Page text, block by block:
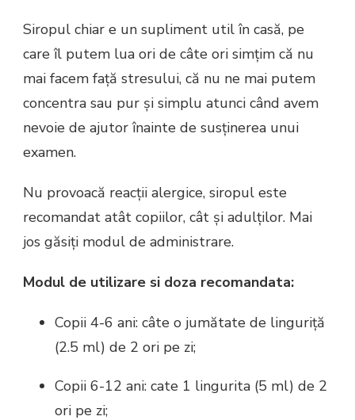
Siropul chiar e un supliment util în casă, pe
care îl putem lua ori de câte ori simțim că nu
mai facem față stresului, că nu ne mai putem
concentra sau pur și simplu atunci când avem
nevoie de ajutor înainte de susținerea unui
examen.
Nu provoacă reacții alergice, siropul este
recomandat atât copiilor, cât și adulților. Mai
jos găsiți modul de administrare.
Modul de utilizare si doza recomandata:
Copii 4-6 ani: câte o jumătate de linguriță
(2.5 ml) de 2 ori pe zi;
Copii 6-12 ani: cate 1 lingurita (5 ml) de 2
ori pe zi;